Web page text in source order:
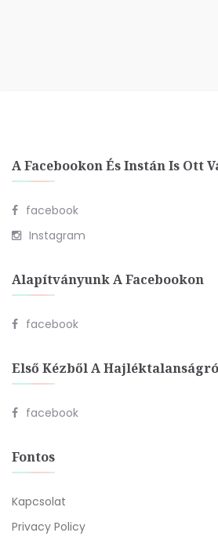
A Facebookon És Instán Is Ott
facebook
Instagram
Alapítványunk A Facebookon
facebook
Első Kézből A
facebook
Fontos
Kapcsolat
Privacy Policy